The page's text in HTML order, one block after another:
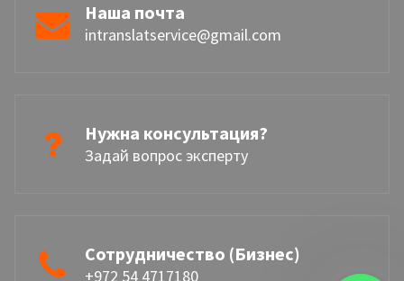
Наша почта
intranslatservice@gmail.com
Нужна консультация?
Задай вопрос эксперту
Сотрудничество (Бизнес)
+972 54 4717180